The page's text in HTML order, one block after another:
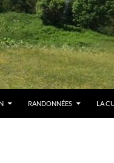
RANDONNÉES LA